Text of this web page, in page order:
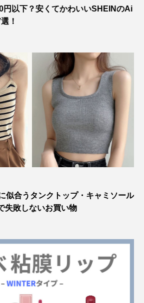
円以下？安くてかわいいSHEINのAi
！
似合うタンクトップ・キャミソール
失敗しないお買い物